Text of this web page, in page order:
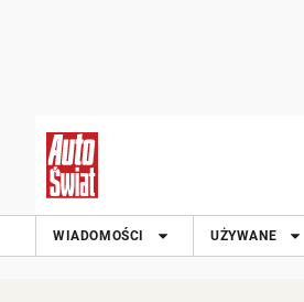
WIADOMOŚCI UŻYWANE